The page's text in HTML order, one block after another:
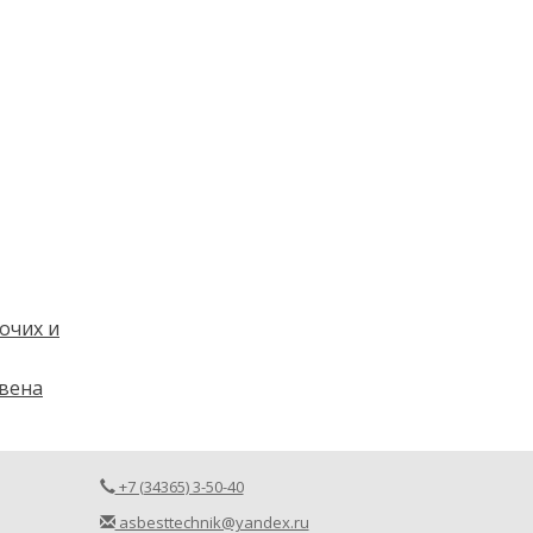
и
+7 (34365) 3-50-40
asbesttechnik@yandex.ru